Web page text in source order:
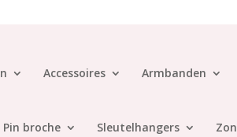
Accessoires Armbanden
Pin broche Sleutelhangers